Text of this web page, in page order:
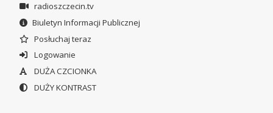
radioszczecin.tv
Biuletyn Informacji Publicznej
Posłuchaj teraz
Logowanie
DUŻA CZCIONKA
DUŻY KONTRAST